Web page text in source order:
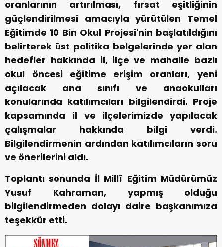
oranlarının artırılması, fırsat eşitliğinin
güçlendirilmesi amacıyla yürütülen Temel
Eğitimde 10 Bin Okul Projesi'nin başlatıldığını
belirterek üst politika belgelerinde yer alan
hedefler hakkında il, ilçe ve mahalle bazlı
okul öncesi eğitime erişim oranları, yeni
açılacak ana sınıfı ve anaokulları
konularında katılımcıları bilgilendirdi. Proje
kapsamında il ve ilçelerimizde yapılacak
çalışmalar hakkında bilgi verdi.
Bilgilendirmenin ardından katılımcıların soru
ve önerilerini aldı.
Toplantı sonunda İl Millî Eğitim Müdürümüz
Yusuf Kahraman, yapmış olduğu
bilgilendirmeden dolayı daire başkanımıza
teşekkür etti.